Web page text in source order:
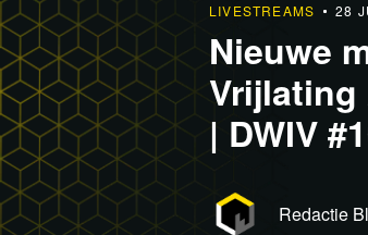
LIVESTREAMS 28
Nieuwe
Vrijlating
| DWIV
Redactie